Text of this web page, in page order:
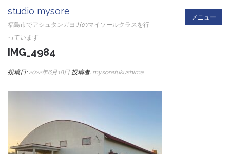
studio mysore
福島市でアシュタンガヨガのマイソールクラスを行
っています
メニュー
IMG_4984
投稿日:2022年6月18日 投稿者: mysorefukushima